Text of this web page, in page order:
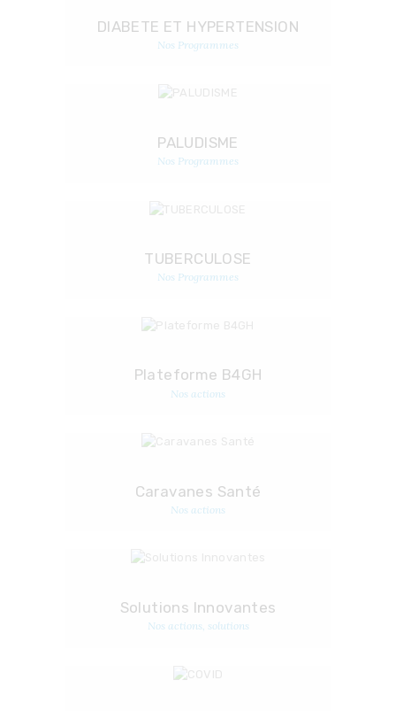
DIABETE ET HYPERTENSION
Nos Programmes
PALUDISME
Nos Programmes
TUBERCULOSE
Nos Programmes
Plateforme B4GH
Nos actions
Caravanes Santé
Nos actions
Solutions Innovantes
Nos actions, solutions